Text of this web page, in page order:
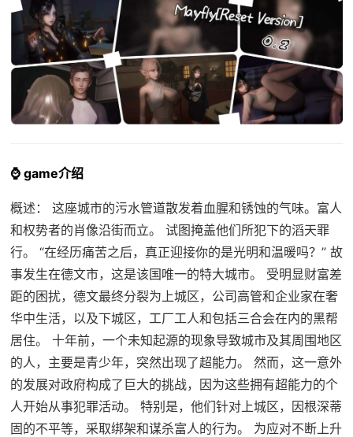
⌚ game介绍
概述： 这座城市的污水管道散发着血腥和锈蚀的气味。富人
和权势者的肖像沿街而立。 试图掩盖他们所犯下的滔天罪
行。 “在经历痛苦之后，真正迎接你的是光明和温暖吗？” 故
事发生在德文市，这是该国唯一的特大城市。 受明显财富差
距的困扰，德文最终分裂为上城区，公司高管和企业家在奢
华中生活，以及下城区，工厂工人和包括三合会在内的黑帮
居住。 十年前，一个未知起源的现象导致城市及其周围地区
的人，主要是青少年，突然出现了超能力。 然而，这一意外
的发展对政府构成了巨大的挑战，因为这些拥有超能力的个
人开始从事犯罪活动。 特别是，他们针对上城区，因根深蒂
固的不平等，采取绑架和谋杀富人的行为。 为应对不断上升